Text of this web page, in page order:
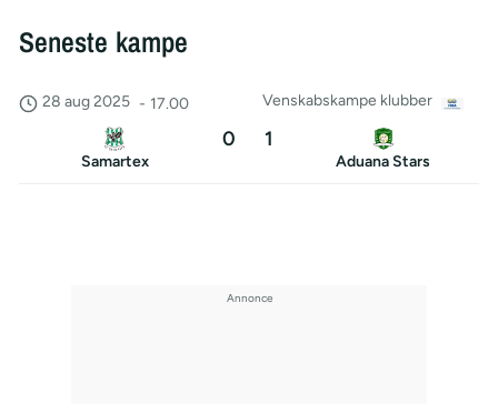
Seneste kampe
Venskabskampe klubber
28 aug 2025 - 17.00
Samartex
0 1
Aduana Stars